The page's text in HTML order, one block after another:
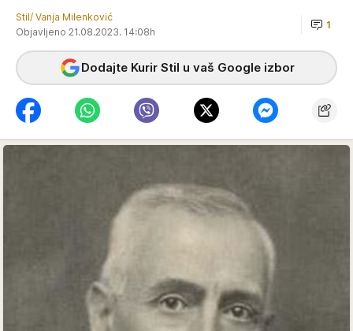
Stil/ Vanja Milenković
Objavljeno 21.08.2023. 14:08h
1
Dodajte Kurir Stil u vaš Google izbor